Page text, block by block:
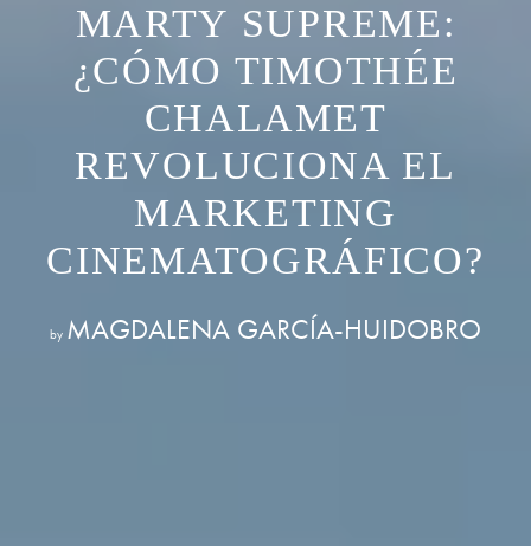
MARTY SUPREME:
¿CÓMO TIMOTHÉE
CHALAMET
REVOLUCIONA EL
MARKETING
CINEMATOGRÁFICO?
by MAGDALENA GARCÍA-HUIDOBRO